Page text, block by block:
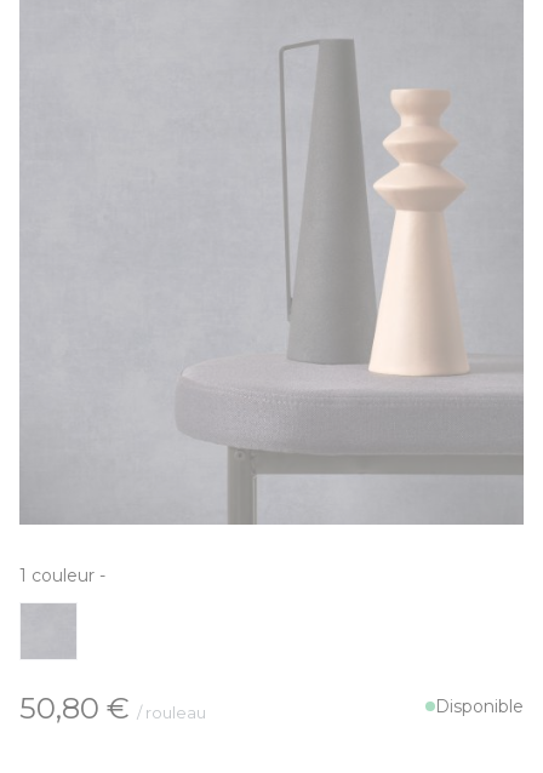
1 couleur -
À partir de:
50,80 € / rouleau Disponible